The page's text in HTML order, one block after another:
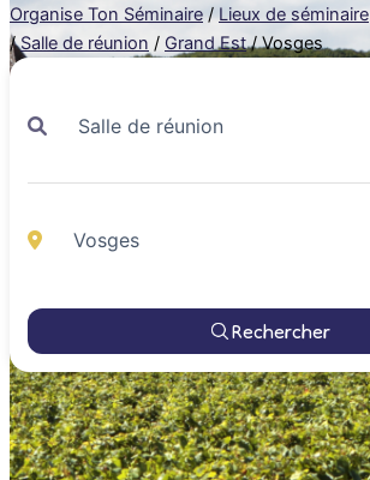
Organise Ton Séminaire / Lieux de séminaire
/ Salle de réunion / Grand Est / Vosges
Rechercher